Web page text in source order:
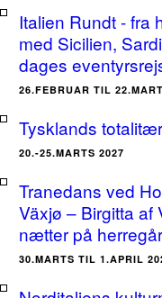
Italien Rundt - fra
med Sicilien,
dages
26.FEBRUAR TIL
Tysklands
20.-25.MARTS 2027
Tranedans ved
Växjø – Birgitta af
nætter på
30.MARTS TIL 1.APRIL